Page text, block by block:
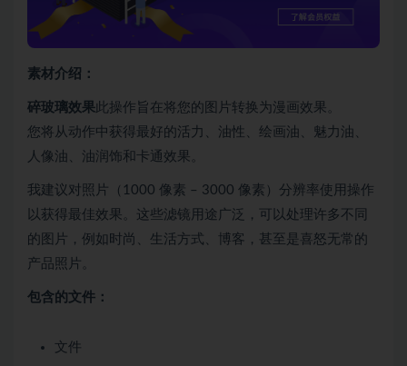
素材介绍：
碎玻璃效果此操作旨在将您的图片转换为漫画效果。
您将从动作中获得最好的活力、油性、绘画油、魅力油、
人像油、油润饰和卡通效果。
我建议对照片（1000 像素 – 3000 像素）分辨率使用操作
以获得最佳效果。这些滤镜用途广泛，可以处理许多不同
的图片，例如时尚、生活方式、博客，甚至是喜怒无常的
产品照片。
包含的文件：
文件